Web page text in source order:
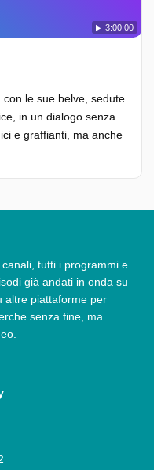
3:00:00
le sue belve, sedute
in un dialogo senza
e graffianti, ma anche
tutti i programmi e
già andati in onda su
altre piattaforme per
senza fine, ma